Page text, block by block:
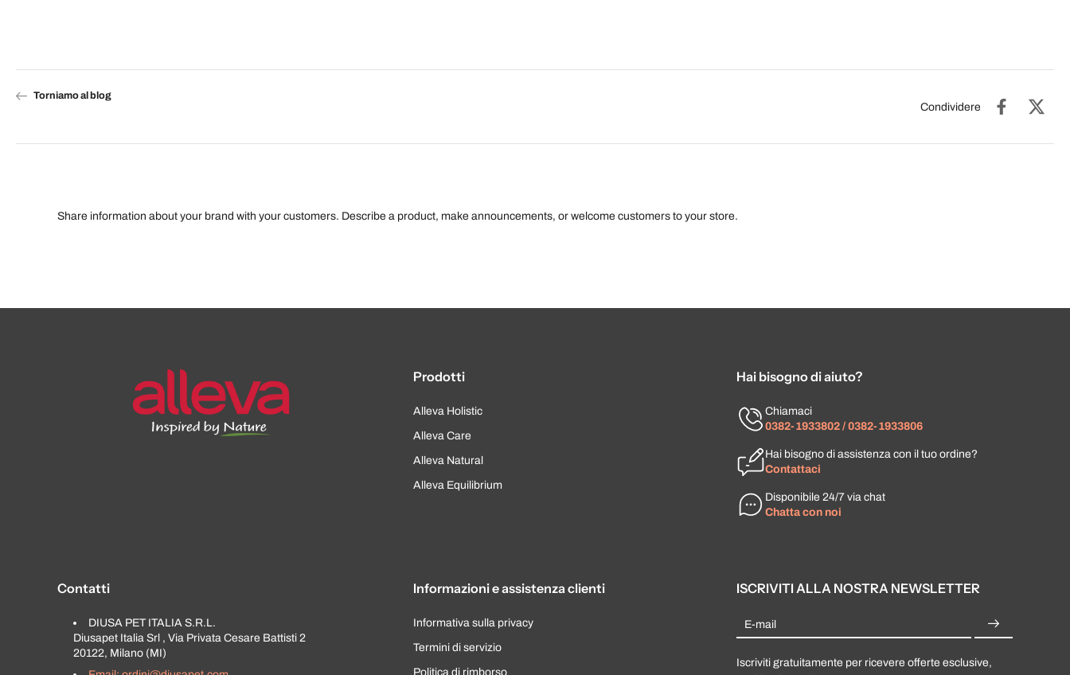
Torniamo al blog
Condividere
Share information about your brand with your customers. Describe a product, make announcements, or welcome customers to your store.
Prodotti
Alleva Holistic
Alleva Care
Alleva Natural
Alleva Equilibrium
Hai bisogno di aiuto?
Chiamaci
0382-1933802 / 0382-1933806
Hai bisogno di assistenza con il tuo ordine?
Contattaci
Disponibile 24/7 via chat
Chatta con noi
Contatti
DIUSA PET ITALIA S.R.L.
Diusapet Italia Srl , Via Privata Cesare Battisti 2
20122, Milano (MI)
Informazioni e assistenza clienti
Informativa sulla privacy
Termini di servizio
Politica di rimborso
ISCRIVITI ALLA NOSTRA NEWSLETTER
E-mail
Iscriviti gratuitamente per ricevere offerte esclusive,